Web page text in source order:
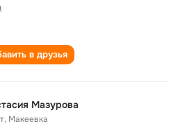
в друзья
Мазурова
, Макеевка